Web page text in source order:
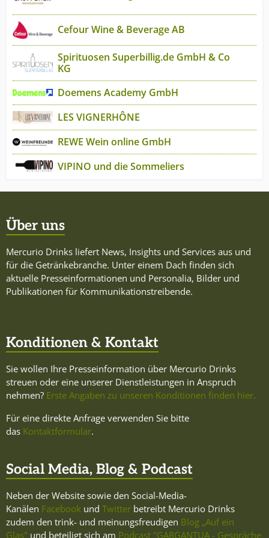
Cefour Wine & Beverage AB
Spirituosen Superbillig.de GmbH & Co
KG
Doemens Academy GmbH
LES VIGNERHÔNE
REWE Wein online GmbH
VIPINO und die Sommeliers
Über uns
Mercurio Drinks liefert News, Insights und Services aus und
für die Getränkebranche. Unter einem Dach finden sich
aktuelle Presseinformationen und Personalia, Bilder und
Publikationen für Kommunikationstreibende.
Konditionen & Kontakt
Sie wollen Ihre Presseinformation über Mercurio Drinks
streuen oder eine unserer Dienstleistungen in Anspruch
nehmen? Erste Angaben zu unseren Konditionen finden hier.
Für eine direkte Anfrage verwenden Sie bitte
das Kontaktformular.
Social Media, Blog & Podcast
Neben der Website sowie den Social-Media-
Kanälen Facebook und Twitter betreibt Mercurio Drinks
zudem den trink- und meinungsfreudigen Blog „Auf ein
Glas" und beteiligt sich am Podcast "GARGANTUA - Gespräche